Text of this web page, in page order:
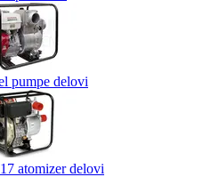
pumpe delovi
atomizer delovi